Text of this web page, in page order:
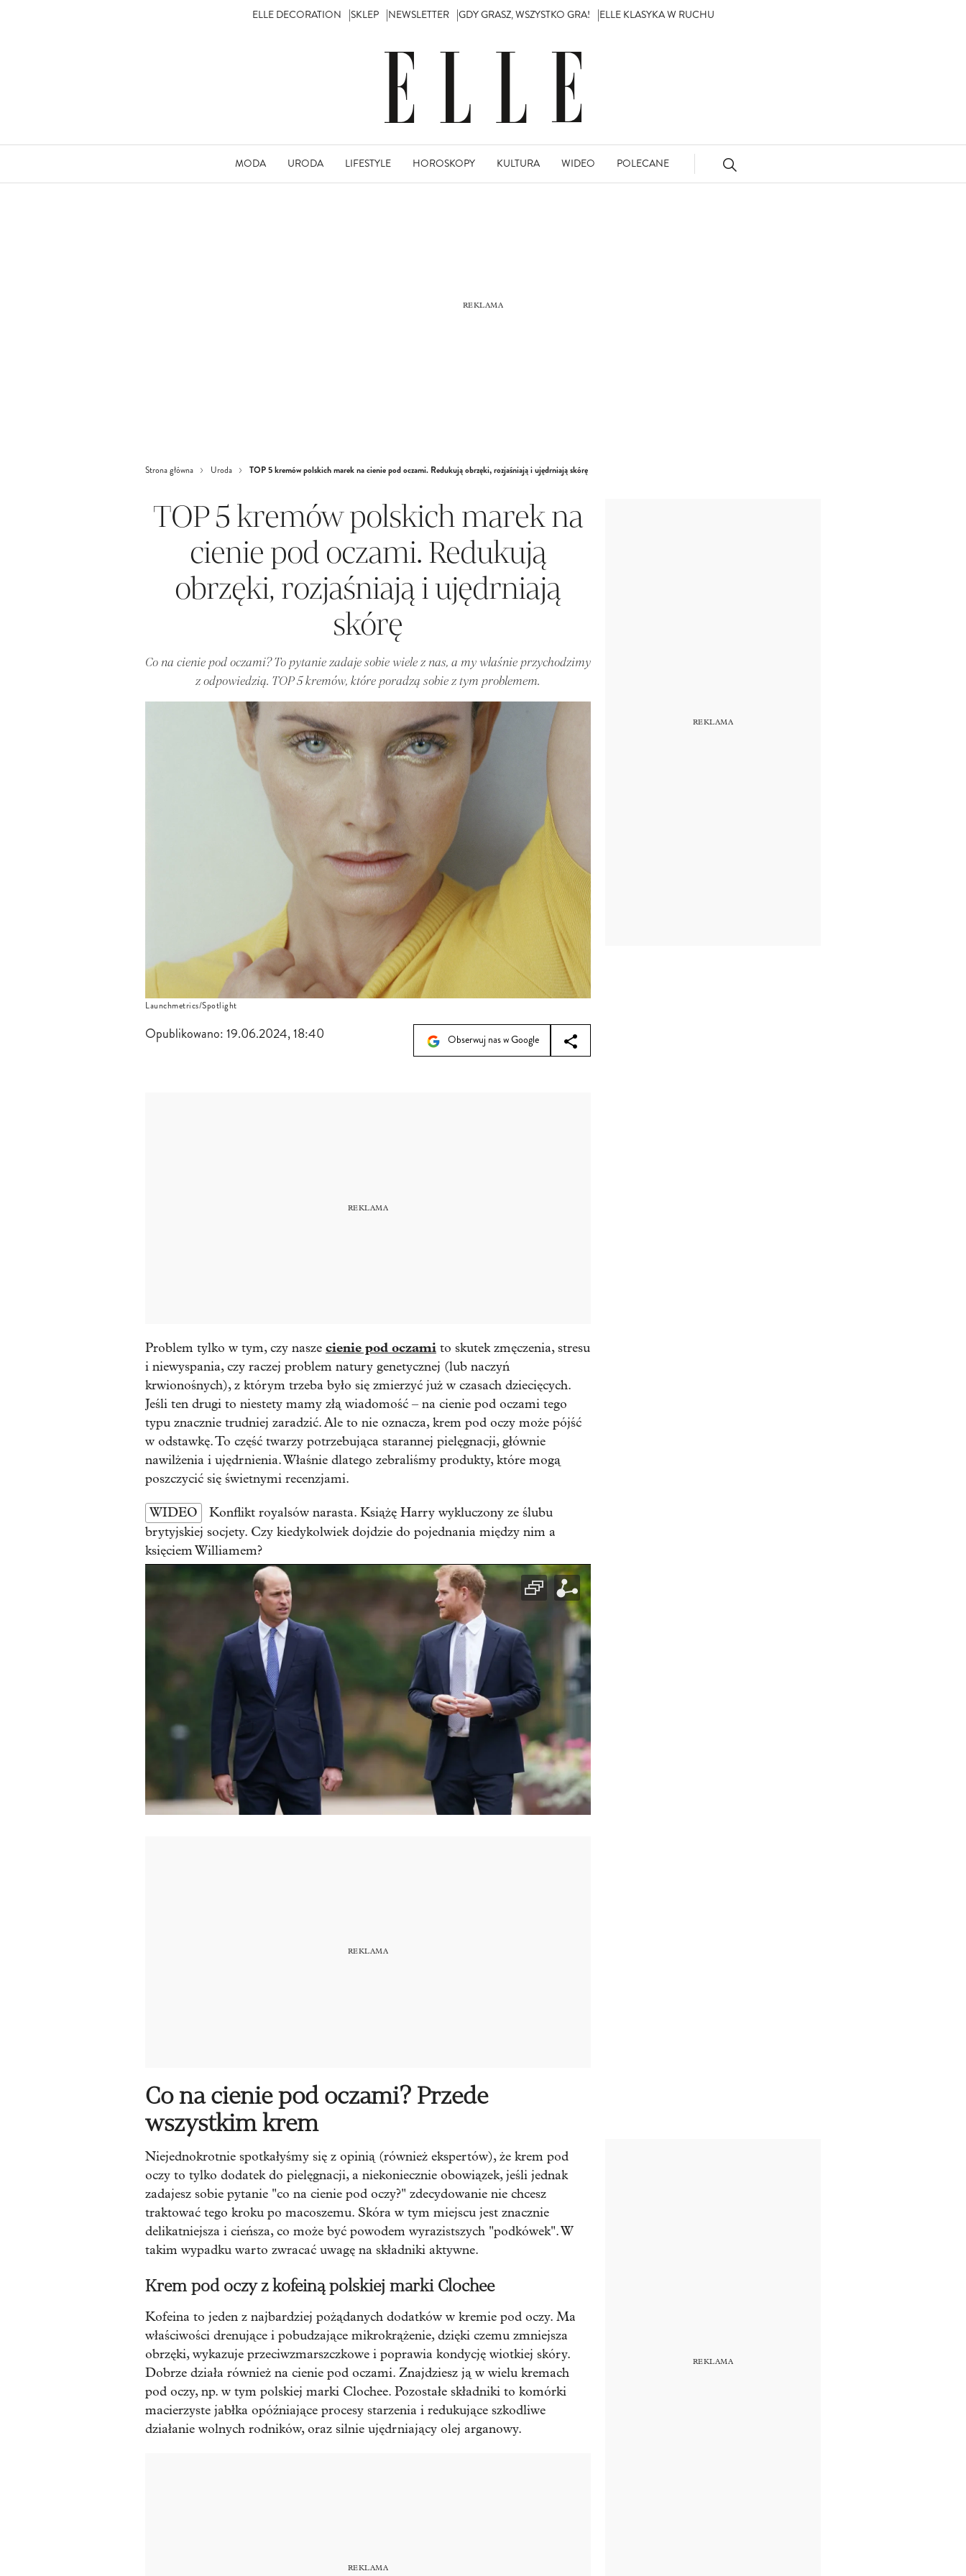
ELLE DECORATION SKLEP NEWSLETTER GDY GRASZ, WSZYSTKO GRA! ELLE KLASYKA W RUCHU
MODA URODA LIFESTYLE HOROSKOPY KULTURA WIDEO POLECANE
Strona główna Uroda TOP 5 kremów polskich marek na cienie pod oczami. Redukują obrzęki, rozjaśniają i ujędrniają skórę
TOP 5 kremów polskich marek na
cienie pod oczami. Redukują
obrzęki, rozjaśniają i ujędrniają
skórę
Co na cienie pod oczami? To pytanie zadaje sobie wiele z nas, a my właśnie przychodzimy
z odpowiedzią. TOP 5 kremów, które poradzą sobie z tym problemem.
Launchmetrics/Spotlight
Opublikowano:19.06.2024, 18:40 Obserwuj nas w Google
Problem tylko w tym, czy nasze cienie pod oczami to skutek zmęczenia, stresu
i niewyspania, czy raczej problem natury genetycznej (lub naczyń
krwionośnych), z którym trzeba było się zmierzyć już w czasach dziecięcych.
Jeśli ten drugi to niestety mamy złą wiadomość – na cienie pod oczami tego
typu znacznie trudniej zaradzić. Ale to nie oznacza, krem pod oczy może pójść
w odstawkę. To część twarzy potrzebująca starannej pielęgnacji, głównie
nawilżenia i ujędrnienia. Właśnie dlatego zebraliśmy produkty, które mogą
poszczycić się świetnymi recenzjami.
WIDEO
Konflikt royalsów narasta. Książę Harry wykluczony ze ślubu
brytyjskiej socjety. Czy kiedykolwiek dojdzie do pojednania między nim a
księciem Williamem?
Co na cienie pod oczami? Przede
wszystkim krem
Niejednokrotnie spotkałyśmy się z opinią (również ekspertów), że krem pod
oczy to tylko dodatek do pielęgnacji, a niekoniecznie obowiązek, jeśli jednak
zadajesz sobie pytanie "co na cienie pod oczy?" zdecydowanie nie chcesz
traktować tego kroku po macoszemu. Skóra w tym miejscu jest znacznie
delikatniejsza i cieńsza, co może być powodem wyrazistszych "podkówek". W
takim wypadku warto zwracać uwagę na składniki aktywne.
Krem pod oczy z kofeiną polskiej marki Clochee
Kofeina to jeden z najbardziej pożądanych dodatków w kremie pod oczy. Ma
właściwości drenujące i pobudzające mikrokrążenie, dzięki czemu zmniejsza
obrzęki, wykazuje przeciwzmarszczkowe i poprawia kondycję wiotkiej skóry.
Dobrze działa również na cienie pod oczami. Znajdziesz ją w wielu kremach
pod oczy, np. w tym polskiej marki Clochee. Pozostałe składniki to komórki
macierzyste jabłka opóźniające procesy starzenia i redukujące szkodliwe
działanie wolnych rodników, oraz silnie ujędrniający olej arganowy.